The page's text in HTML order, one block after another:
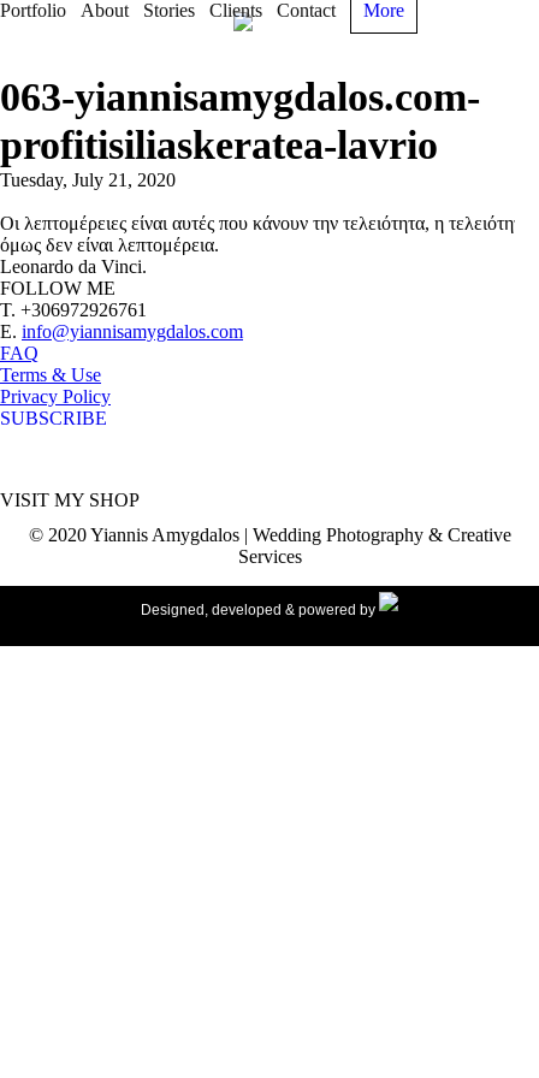
Portfolio About Stories Clients Contact More
063-yiannisamygdalos.com-
profitisiliaskeratea-lavrio
Tuesday, July 21, 2020
VISIT MY SHOP
Οι λεπτομέρειες είναι αυτές που κάνουν την τελειότητα, η τελειότητα
όμως δεν είναι λεπτομέρεια.
Leonardo da Vinci.
FOLLOW ME
T. +306972926761
E. info@yiannisamygdalos.com
FAQ
Terms & Use
Privacy Policy
SUBSCRIBE
© 2020 Yiannis Amygdalos | Wedding Photography & Creative
Services
Designed, developed & powered by